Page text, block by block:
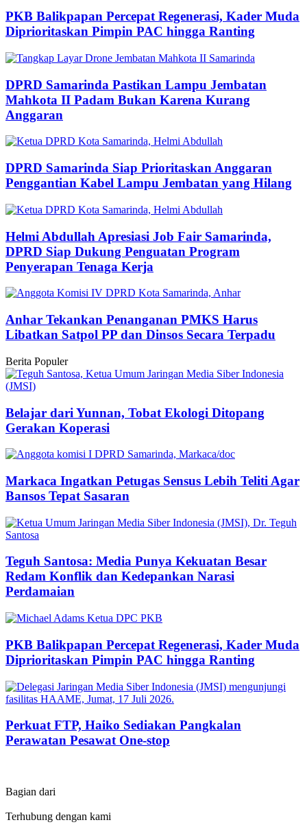
PKB Balikpapan Percepat Regenerasi, Kader Muda
Diprioritaskan Pimpin PAC hingga Ranting
DPRD Samarinda Pastikan Lampu Jembatan
Mahkota II Padam Bukan Karena Kurang
Anggaran
DPRD Samarinda Siap Prioritaskan Anggaran
Penggantian Kabel Lampu Jembatan yang Hilang
Helmi Abdullah Apresiasi Job Fair Samarinda,
DPRD Siap Dukung Penguatan Program
Penyerapan Tenaga Kerja
Anhar Tekankan Penanganan PMKS Harus
Libatkan Satpol PP dan Dinsos Secara Terpadu
Berita Populer
Belajar dari Yunnan, Tobat Ekologi Ditopang
Gerakan Koperasi
Markaca Ingatkan Petugas Sensus Lebih Teliti Agar
Bansos Tepat Sasaran
Teguh Santosa: Media Punya Kekuatan Besar
Redam Konflik dan Kedepankan Narasi
Perdamaian
PKB Balikpapan Percepat Regenerasi, Kader Muda
Diprioritaskan Pimpin PAC hingga Ranting
Perkuat FTP, Haiko Sediakan Pangkalan
Perawatan Pesawat One-stop
Bagian dari
Terhubung dengan kami